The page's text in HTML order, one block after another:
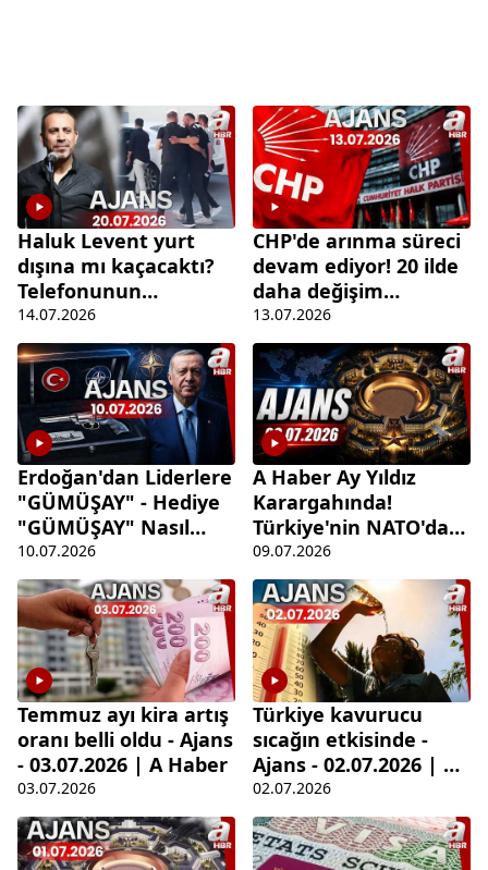
Haluk Levent yurt
dışına mı kaçacaktı?
Telefonunun
şifrelerini neden
vermedi? | Ajans-
14.07.2026
14.07.2026
CHP'de arınma süreci
devam ediyor! 20 ilde
daha değişim
bekleniyor | Ajans -
13.07.2026 | A Haber
13.07.2026
Erdoğan'dan Liderlere
"GÜMÜŞAY" - Hediye
"GÜMÜŞAY" Nasıl
Muhafaza Edilecek? |
Ajans
10.07.2026
A Haber Ay Yıldız
Karargahında!
Türkiye'nin NATO'daki
Etkinliği Nasıl Arttı? |
Ajans
09.07.2026
Temmuz ayı kira artış
oranı belli oldu - Ajans
- 03.07.2026 | A Haber
03.07.2026
Türkiye kavurucu
sıcağın etkisinde -
Ajans - 02.07.2026 | A
Haber
02.07.2026